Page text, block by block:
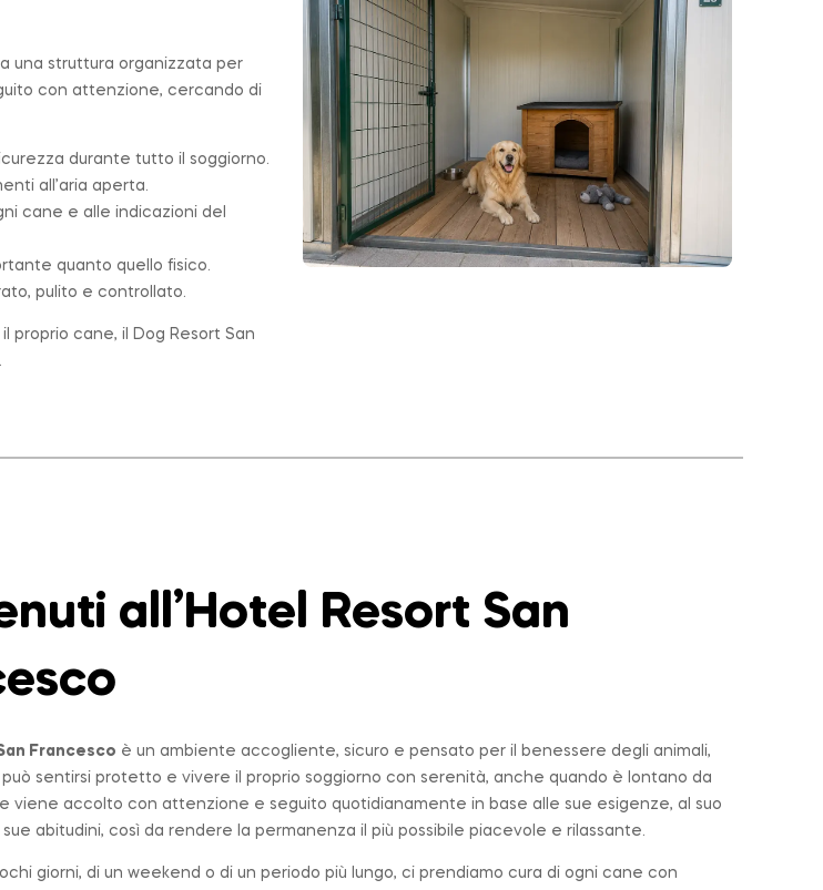
una struttura organizzata per
con attenzione, cercando di
durante tutto il soggiorno.
all’aria aperta.
cane e alle indicazioni del
quanto quello fisico.
pulito e controllato.
proprio cane, il Dog Resort San
all’Hotel Resort San
Francesco è un ambiente accogliente, sicuro e pensato per il benessere degli animali,
sentirsi protetto e vivere il proprio soggiorno con serenità, anche quando è lontano da
viene accolto con attenzione e seguito quotidianamente in base alle sue esigenze, al suo
abitudini, così da rendere la permanenza il più possibile piacevole e rilassante.
giorni, di un weekend o di un periodo più lungo, ci prendiamo cura di ogni cane con